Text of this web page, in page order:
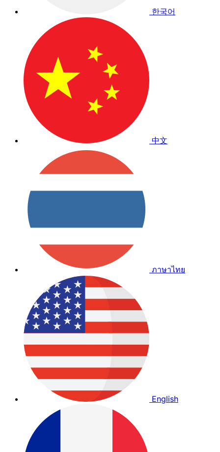
한국어
中文
ภาษาไทย
English